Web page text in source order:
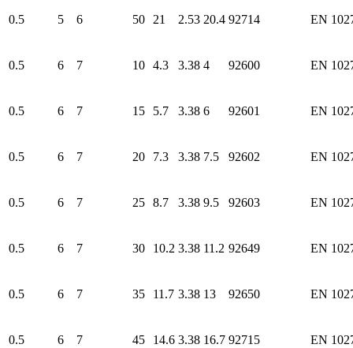
0.5 5 6 50 21 2.53 20.4 92714 EN
0.5 6 7 10 4.3 3.38 4 92600 EN
0.5 6 7 15 5.7 3.38 6 92601 EN
0.5 6 7 20 7.3 3.38 7.5 92602 EN
0.5 6 7 25 8.7 3.38 9.5 92603 EN
0.5 6 7 30 10.2 3.38 11.2 92649 EN
0.5 6 7 35 11.7 3.38 13 92650 EN
0.5 6 7 45 14.6 3.38 16.7 92715 EN